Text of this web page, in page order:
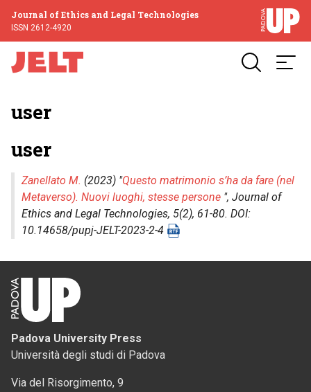
Journal of Ethics and Legal Technologies
ISSN 2612-4920
user
user
Zanellato M. (2023) "Questo matrimonio s’ha da fare (nel
Metaverso). Nuovi luoghi, stesse persone ", Journal of
Ethics and Legal Technologies, 5(2), 61-80. DOI:
10.14658/pupj-JELT-2023-2-4
Padova University Press
Università degli studi di Padova
Via del Risorgimento, 9